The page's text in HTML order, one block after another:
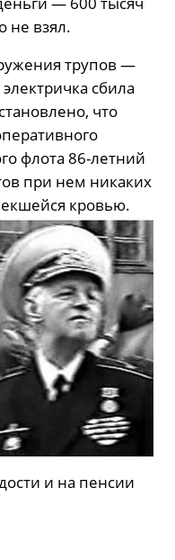
не взял.
трупов —
сбила
что
флота 86-летний
при нем никаких
кровью.
и на пенсии